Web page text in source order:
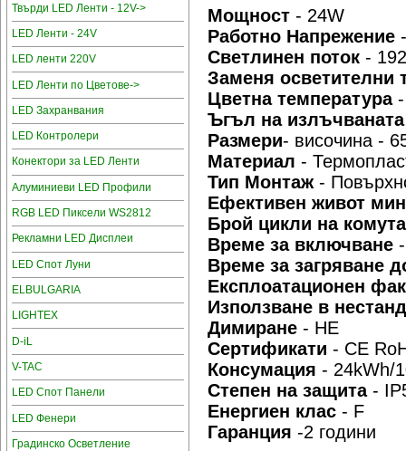
Твърди LED Ленти - 12V->
LED Ленти - 24V
LED ленти 220V
LED Ленти по Цветове->
LED Захранвания
LED Контролери
Конектори за LED Ленти
Алуминиеви LED Профили
RGB LED Пиксели WS2812
Рекламни LED Дисплеи
LED Спот Луни
ELBULGARIA
LIGHTEX
D-iL
V-TAC
LED Спот Панели
LED Фенери
Градинско Осветление
Мощност- 24W
Работно Напрежение
Светлинен поток -
Заменя осветителни
Цветна температура
Ъгъл на
Размери- височина -
Материал -
Тип Монтаж -
Ефективен живот
Брой цикли на
Време за включване
Време за загряване
Експлоатационен
Използване в
Димиране - НЕ
Сертификати - CE
Консумация - 24kWh/
Степен на защита-
Енергиен клас - F
Гаранция -2 години